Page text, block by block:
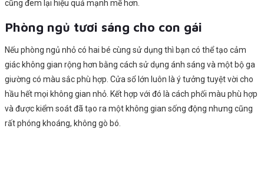
cũng đem lại hiệu quả mạnh mẽ hơn.
Phòng ngủ tươi sáng cho con gái
Nếu phòng ngủ nhỏ có hai bé cùng sử dụng thì bạn có thể tạo cảm
giác không gian rộng hơn bằng cách sử dụng ánh sáng và một bộ ga
giường có màu sắc phù hợp. Cửa sổ lớn luôn là ý tưởng tuyệt vời cho
hầu hết mọi không gian nhỏ. Kết hợp với đó là cách phối màu phù hợp
và được kiểm soát đã tạo ra một không gian sống động nhưng cũng
rất phóng khoáng, không gò bó.